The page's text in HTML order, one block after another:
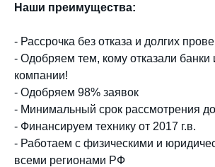
Наши преимущества:
- Рассрочка без отказа и долгих
- Одобряем тем, кому отказали банки
компании!
- Одобряем 98% заявок
- Минимальный срок рассмотрения
- Финансируем технику от 2017 г.в.
- Работаем с физическими и
всеми регионами РФ